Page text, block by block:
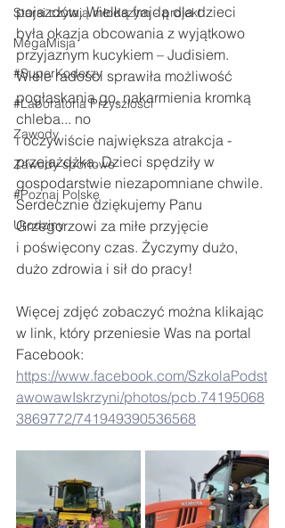
Starsi czytają młodszym - projekt
MegaMisja
#SuperKoderzy
#Laboratoria Przyszłości
Zawody
Zawody sportowe
#Poznaj Polskę
Urodziny
pojazdów. Wielką frajdą dla dzieci
była okazja obcowania z wyjątkowo
przyjaznym kucykiem – Judisiem.
Wiele radości sprawiła możliwość
pogłaskania go, nakarmienia kromką
chleba... no
i oczywiście największa atrakcja -
przejażdżka. Dzieci spędziły w
gospodarstwie niezapomniane chwile.
Serdecznie dziękujemy Panu
Grzegorzowi za miłe przyjęcie
i poświęcony czas. Życzymy dużo,
dużo zdrowia i sił do pracy!
Więcej zdjęć zobaczyć można klikając
w link, który przeniesie Was na portal
Facebook:
https://www.facebook.com/SzkolaPodst
awowawIskrzyni/photos/pcb.74195068
3869772/741949390536568